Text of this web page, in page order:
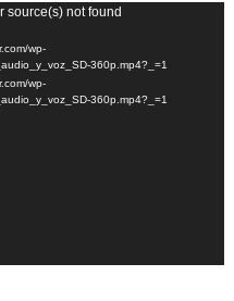
source(s) not found
wp-
360p.mp4?_=1
wp-
360p.mp4?_=1